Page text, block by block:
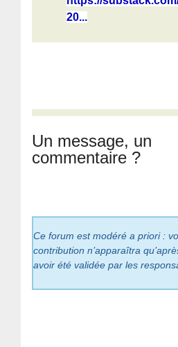
20...
Un message, un
commentaire ?
Ce forum est modéré a priori :
contribution n’apparaîtra
avoir été validée par les